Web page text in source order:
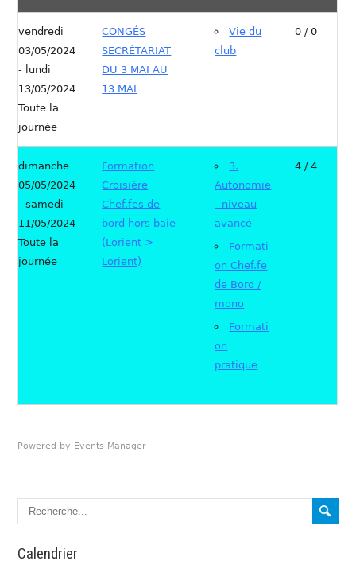
vendredi
03/05/2024
- lundi
13/05/2024
Toute la
journée
CONGÉS
SECRÉTARIAT
DU 3 MAI AU
13 MAI
Vie du
club
0 / 0
dimanche
05/05/2024
- samedi
11/05/2024
Toute la
journée
Formation
Croisière
Chef.fes de
bord hors baie
(Lorient >
Lorient)
3.
Autonomie
- niveau
avancé
Formati
on Chef.fe
de Bord /
mono
Formati
on
pratique
4 / 4
Powered by Events Manager
Calendrier